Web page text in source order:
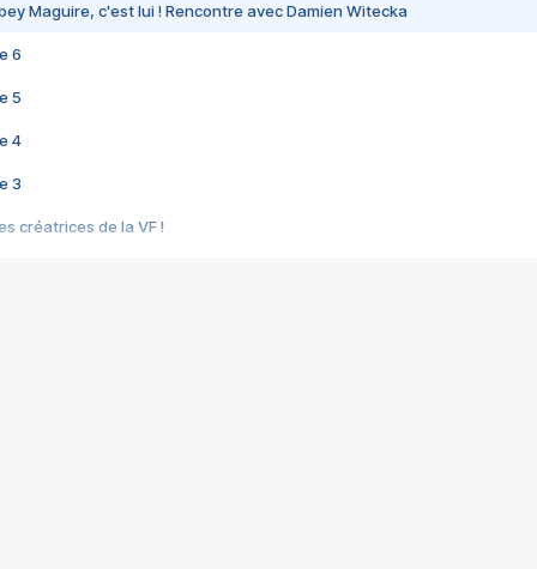
Maguire, c'est lui ! Rencontre avec Damien Witecka
6
5
4
3
créatrices de la VF !